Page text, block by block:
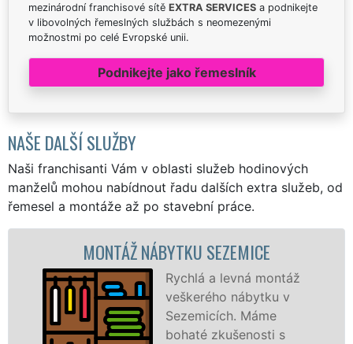
mezinárodní franchisové sítě EXTRA SERVICES a podnikejte
v libovolných řemeslných službách s neomezenými
možnostmi po celé Evropské unii.
Podnikejte jako řemeslník
NAŠE DALŠÍ SLUŽBY
Naši franchisanti Vám v oblasti služeb hodinových
manželů mohou nabídnout řadu dalších extra služeb, od
řemesel a montáže až po stavební práce.
NÁBYTKU SEZEMICE
Rychlá a levná montáž
veškerého nábytku v
Sezemicích. Máme
bohaté zkušenosti s